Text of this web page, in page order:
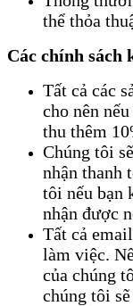
thể thỏa
Các chính sách
Tất cả các
cho nên
thu thêm
Chúng tôi
nhận thanh
tôi nếu bạn
nhận được
Tất cả
làm việc.
của chúng
chúng tôi